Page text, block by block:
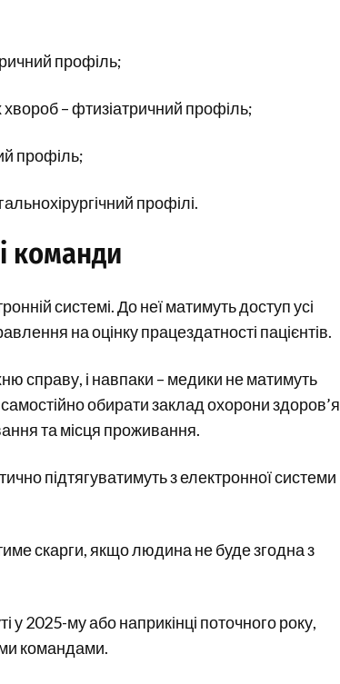
профіль;
– фтизіатричний профіль;
профіль;
профілі.
команди
системі. До неї матимуть доступ усі
на оцінку працездатності пацієнтів.
справу, і навпаки – медики не матимуть
обирати заклад охорони здоров’я
та місця проживання.
підтягуватимуть з електронної системи
скарги, якщо людина не буде згодна з
у 2025-му або наприкінці поточного року,
командами.